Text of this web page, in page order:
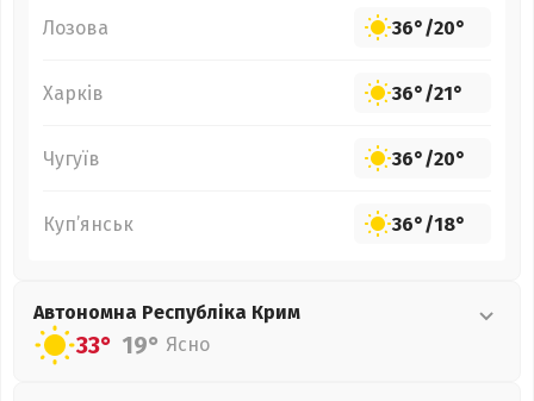
Лозова 36°/20°
Харків 36°/21°
Чугуїв 36°/20°
Куп’янськ 36°/18°
Автономна Республіка Крим
33° 19° Ясно